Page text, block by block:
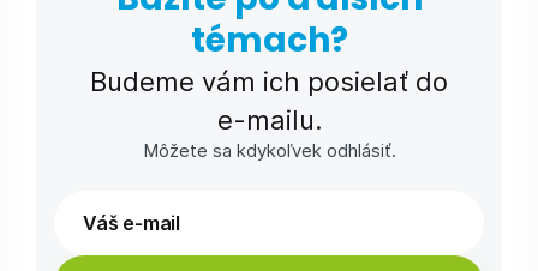
témach?
Budeme vám ich posielať do
e-⁠mailu.
Môžete sa kdykoľvek odhlásiť.